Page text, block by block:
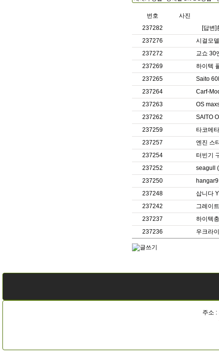
번호
사진
237282
[답변]
237276
시걸모
237272
교쇼 30
237269
하이텍
237265
Saito
237264
Carf-
237263
OS
237262
SAITO
237259
타코메
237257
엔진 스
237254
터빈기
237252
seagull
237250
237248
삽니다
237242
그레이
237237
하이텍
237236
우크라
주소